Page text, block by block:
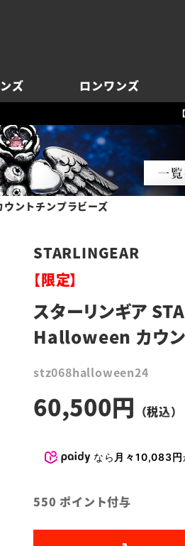
ズ ロンワンズ
ントチンプラビーズ
STARLINGEAR
【限定】
スターリンギア
Halloween カウン
stz068halloween24
60,500
なら 月々10,083円
550 ポイント付与